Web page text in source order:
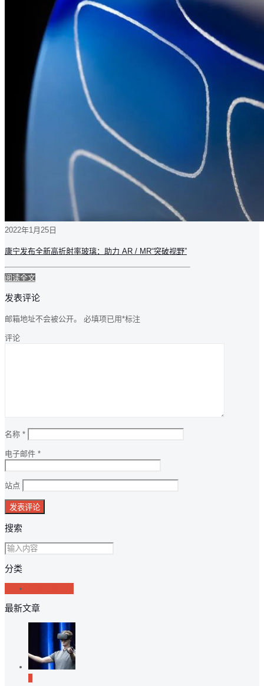
2022年1月25日
康宁发布全新高折射率玻璃：助力 AR / MR“突破视野”
阅读全文
发表评论
邮箱地址不会被公开。 必填项已用*标注
评论
名称 *
电子邮件 *
站点
搜索
分类
最新文章